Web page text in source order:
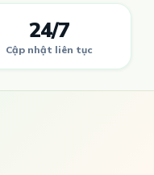
24/7
Cập nhật liên tục